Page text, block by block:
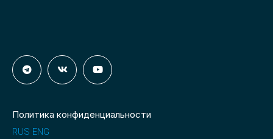
Политика конфиденциальности
RUS ENG